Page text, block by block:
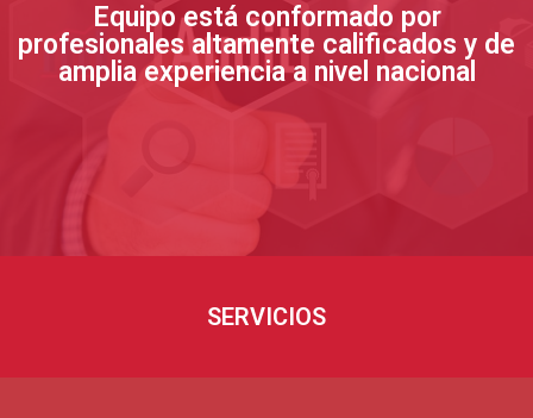
Equipo está conformado por
profesionales altamente calificados y de
amplia experiencia a nivel nacional
SERVICIOS